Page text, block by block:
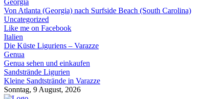
Georgia
Von Atlanta (Georgia) nach Surfside Beach (South Carolina)
Uncategorized
Like me on Facebook
Italien
Die Küste Liguriens – Varazze
Genua
Genua sehen und einkaufen
Sandstrände Ligurien
Kleine Sandtstrände in Varazze
Sonntag, 9 August, 2026